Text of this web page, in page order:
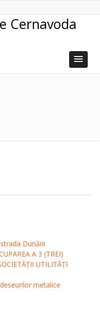
Cernavoda
Dunării
A 3 (TREI)
UTILITĂȚI
metalice